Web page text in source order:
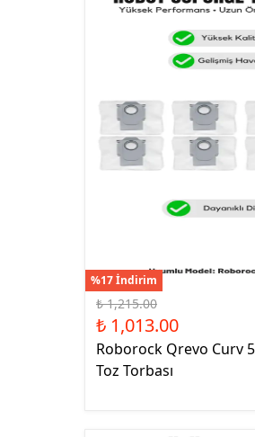
%17 İndirim
₺ 1,215.00
₺ 1,013.00
Roborock Qrevo Curv
Toz Torbası